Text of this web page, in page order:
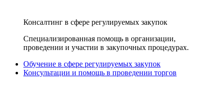
Консалтинг в сфере регулируемых закупок
Специализированная помощь в организации,
проведении и участии в закупочных процедурах.
Обучение в сфере регулируемых закупок
Консультации и помощь в проведении торгов